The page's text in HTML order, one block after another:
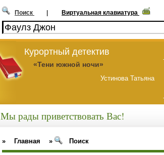
Поиск | Виртуальная клавиатура
Курортный детектив
«Тени южной ночи»
Устинова Татьяна
Мы рады приветствовать Вас!
» Главная » Поиск